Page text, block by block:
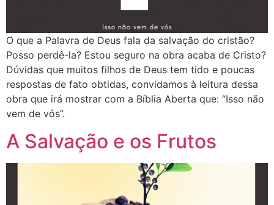
O que a Palavra de Deus fala da salvação do cristão?
Posso perdê-la? Estou seguro na obra acaba de Cristo?
Dúvidas que muitos filhos de Deus tem tido e poucas
respostas de fato obtidas, convidamos à leitura dessa
obra que irá mostrar com a Bíblia Aberta que: “Isso não
vem de vós”.
A Salvação e os Frutos